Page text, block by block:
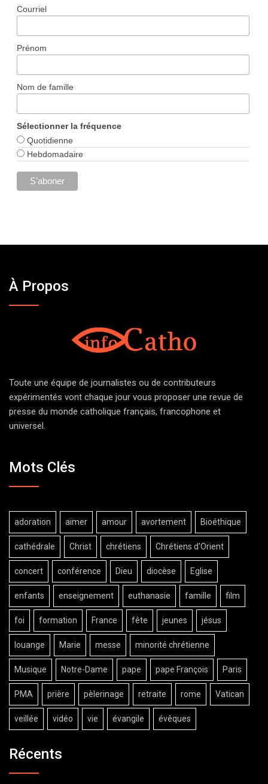
Courriel
Prénom
Nom de famille
Sélectionner la fréquence
Quotidienne
Hebdomadaire
À Propos
Toute une équipe de journalistes ou de contributeurs
expérimentés vont chaque jour vous proposer une revue de
presse du monde catholique français, francophone et
universel.
Mots Clés
adoration aimer amour avortement Bioéthique
cathédrale Christ chrétiens Chrétiens d'Orient
concert conférence Dieu diocèse Eglise
enfants enseignement euthanasie famille film
foi formation France fête jeunes jésus
louange Marie messe minorité chrétienne
Musique Notre-Dame pape pape François Paris
PMA prière pèlerinage retraite rome Vatican
veillée vidéo vie évangile évêques
Récents